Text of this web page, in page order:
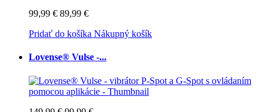
99,99 € 89,99 €
Pridať do košíka Nákupný košík
Lovense® Vulse -...